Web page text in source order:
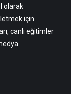
olarak
için
canlı eğitimler